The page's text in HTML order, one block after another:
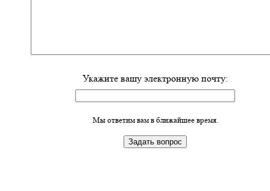
Укажите вашу электронную почту:
Мы ответим вам в ближайшее время.